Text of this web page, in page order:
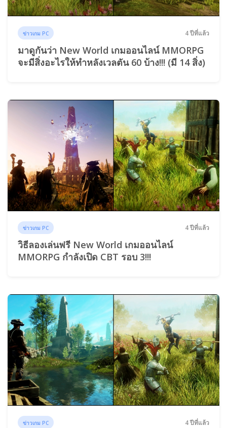
ข่าวเกม PC 4 ปีที่แล้ว
มาดูกันว่า New World เกมออนไลน์ MMORPG
จะมีสิ่งอะไรให้ทำหลังเวลตัน 60 บ้าง!!! (มี 14 สิ่ง)
ข่าวเกม PC 4 ปีที่แล้ว
วิธีลองเล่นฟรี New World เกมออนไลน์
MMORPG กำลังเปิด CBT รอบ 3!!!
ข่าวเกม PC 4 ปีที่แล้ว